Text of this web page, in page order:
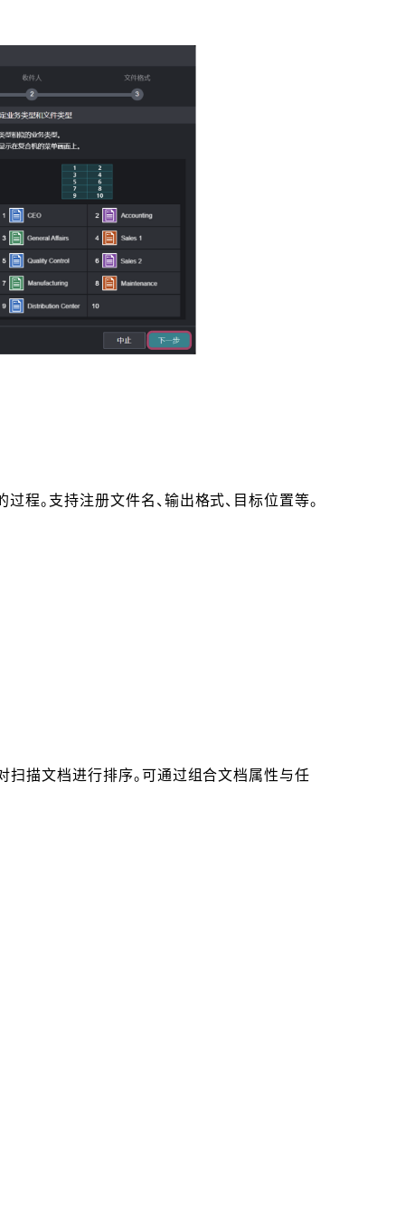
。支持注册文件名、输出格式、目标位置等。
扫描文档进行排序。可通过组合文档属性与任